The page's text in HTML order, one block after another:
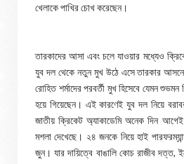
খেলাকে পাখির চোখ করেছেন।
তারকাদের আসা এবং চলে যাওয়ার মধ্যেও
যুব দল থেকে নতুন মুখ উঠে এসে তারকার
রোহিত শর্মাদের পরবর্তী মুখ হিসেবে যেমন
হয়ে গিয়েছেন। এই কারণেই যুব দল নিয়ে
জাতীয় ক্রিকেট অ্যাকাডেমি অনেক দিন
মশলা দেখেছে। ২৪ জনকে নিয়ে হাই
জুন। যার দায়িত্বে বাঙালি কোচ রাজীব